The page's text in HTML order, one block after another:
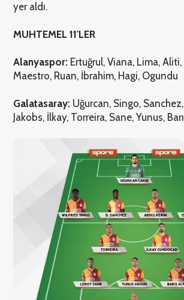
yer aldı.
MUHTEMEL 11'LER
Alanyaspor:Ertuğrul, Viana, Lima,
Maestro, Ruan, İbrahim, Hagi, Ogundu
Galatasaray:Uğurcan, Singo,
Jakobs, İlkay, Torreira, Sane, Yunus,